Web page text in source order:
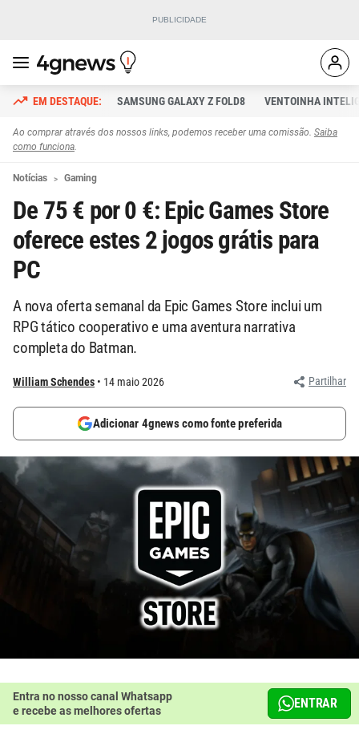
SAMSUNG GALAXY Z FOLD8 VENTOINHA
Ao comprar através dos nossos links, podemos receber uma comissão. Saiba
como funciona.
Notícias Gaming
De 75 € por 0 €: Epic Games Store
oferece estes 2 jogos grátis para
PC
A nova oferta semanal da Epic Games Store inclui um
RPG tático cooperativo e uma aventura narrativa
completa do Batman.
William Schendes 14 maio 2026 Partilhar
Adicionar 4gnews como fonte preferida
Entra no nosso canal Whatsapp
e recebe as melhores ofertas
ENTRAR